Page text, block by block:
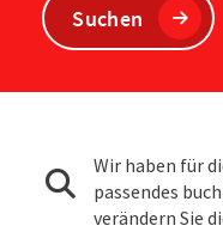
Suchen
Wir haben für
passendes
verändern Sie